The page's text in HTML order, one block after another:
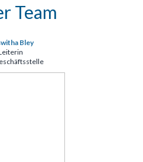
Team
Bley